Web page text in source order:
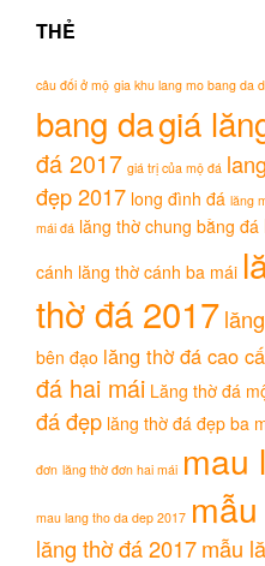
THẺ
câu đối ở mộ gia khu lang mo bang da
bang dagiá
đá 2017 giá trị của mộ đá
đẹp 2017 long đình đá lăng
mái đá lăng thờ chung bằng đá
cánh lăng thờ cánh ba mái
thờ đá 2017
bên đạo lăng thờ đá cao
đá hai mái Lăng thờ đá
đá đẹp lăng thờ đá đẹp ba
đơn lăng thờ đơn hai mái mau
mau lang tho da dep 2017
lăng thờ đá 2017mẫu